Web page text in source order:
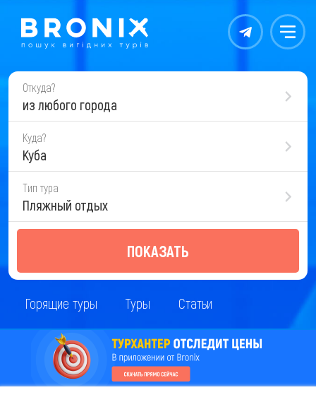
Контакты Меню
Откуда?
из любого города
Куда?
Куба
Тип тура
Пляжный отдых
ПОКАЗАТЬ
Горящие туры Туры Статьи